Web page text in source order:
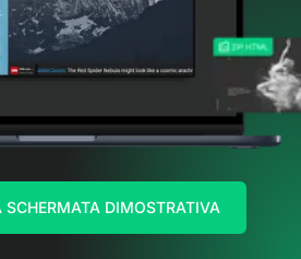
DIMOSTRATIVA